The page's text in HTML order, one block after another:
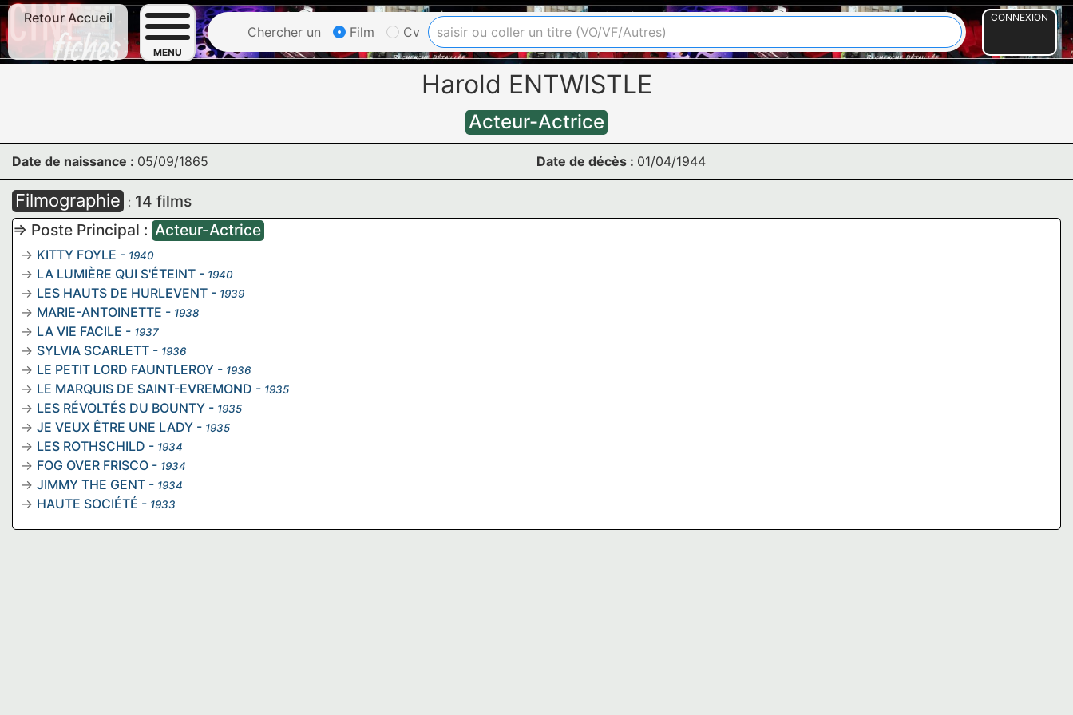
Retour Accueil
MENU
Chercher un Film Cv
CONNEXION
Harold ENTWISTLE
Acteur-Actrice
Date de naissance : 05/09/1865 Date de décès : 01/04/1944
Filmographie : 14 films
=> Poste Principal : Acteur-Actrice
KITTY FOYLE - 1940
LA LUMIÈRE QUI S'ÉTEINT - 1940
LES HAUTS DE HURLEVENT - 1939
MARIE-ANTOINETTE - 1938
LA VIE FACILE - 1937
SYLVIA SCARLETT - 1936
LE PETIT LORD FAUNTLEROY - 1936
LE MARQUIS DE SAINT-EVREMOND - 1935
LES RÉVOLTÉS DU BOUNTY - 1935
JE VEUX ÊTRE UNE LADY - 1935
LES ROTHSCHILD - 1934
FOG OVER FRISCO - 1934
JIMMY THE GENT - 1934
HAUTE SOCIÉTÉ - 1933